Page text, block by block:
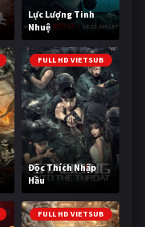
Lực Lượng Tinh
Nhuệ
FULL HD VIETSUB
Độc Thích Nhập
Hầu
FULL HD VIETSUB